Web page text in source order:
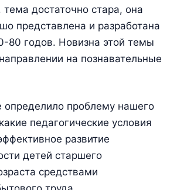
достаточно стара, она
представлена и разработана
80 годов. Новизна этой темы
на познавательные
определило проблему нашего
педагогические условия
развитие
детей старшего
средствами